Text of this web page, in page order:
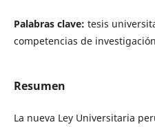
Palabras clave: tesis
competencias de
Resumen
La nueva Ley Universitaria